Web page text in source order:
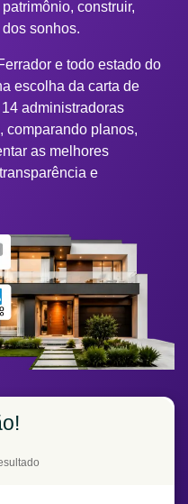
construir,
sonhos.
e todo estado do
escolha da carta de
administradoras
comparando planos,
as melhores
e